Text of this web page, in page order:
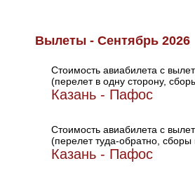
Вылеты - Сентябрь 2026
Стоимость авиабилета с
(перелет в одну сторону,
Казань - Пафос
Стоимость авиабилета с
(перелет туда-обратно,
Казань - Пафос